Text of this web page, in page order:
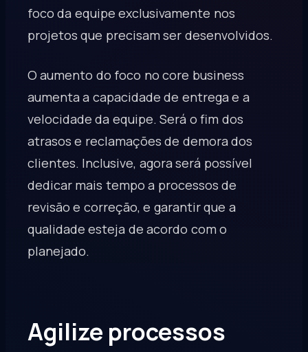
foco da equipe exclusivamente nos
projetos que precisam ser desenvolvidos.
O aumento do foco no core business
aumenta a capacidade de entrega e a
velocidade da equipe. Será o fim dos
atrasos e reclamações de demora dos
clientes. Inclusive, agora será possível
dedicar mais tempo a processos de
revisão e correção, e garantir que a
qualidade esteja de acordo com o
planejado.
Agilize processos